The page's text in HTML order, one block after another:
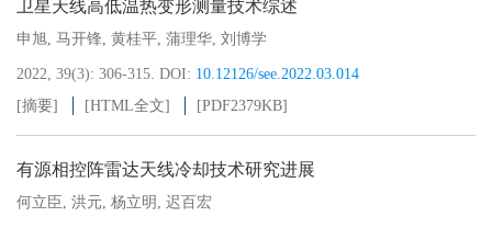
卫星天线高低温热变形测量技术综述
申旭, 马开锋, 黄桂平, 蒲理华, 刘博学
2022, 39(3): 306-315. DOI: 10.12126/see.2022.03.014
[摘要]
[HTML全文] [PDF2379KB]
有源相控阵雷达天线冷却技术研究进展
何立臣 , 洪元, 杨立明 , 迟百宏